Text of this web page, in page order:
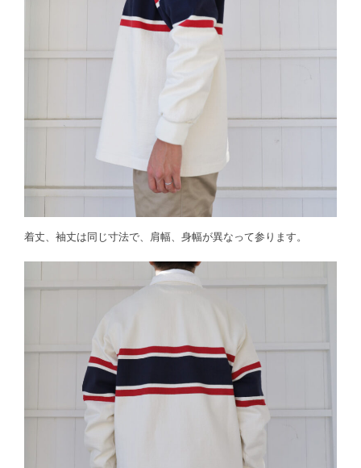
着丈、袖丈は同じ寸法で、肩幅、身幅が異なって参ります。